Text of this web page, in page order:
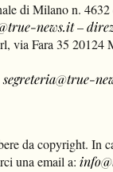
di Milano n.
news.it–
via Fara 35 20124
segreteria@true-
da copyright. In
una email a: